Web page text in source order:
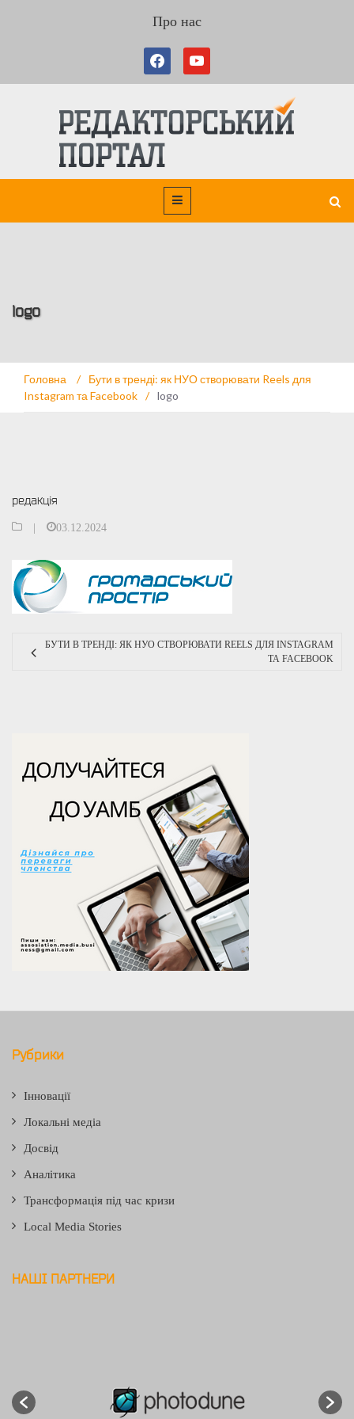
Про нас
logo
Головна /
Бути в тренді: як НУО створювати Reels для
Instagram та Facebook / logo
редакція
03.12.2024
БУТИ В ТРЕНДІ: ЯК НУО СТВОРЮВАТИ REELS ДЛЯ INSTAGRAM
ТА FACEBOOK
Рубрики
Інновації
Локальні медіа
Досвід
Аналітика
Трансформація під час кризи
Local Media Stories
НАШІ ПАРТНЕРИ